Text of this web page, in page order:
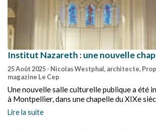
Institut Nazareth : une nouvelle
25 Août 2025- Nicolas Westphal, architecte,
magazine Le Cep
Une nouvelle salle culturelle publique a été
à Montpellier, dans une chapelle du XIXe
projet original conduit par la Fondation pour
Lire la suite